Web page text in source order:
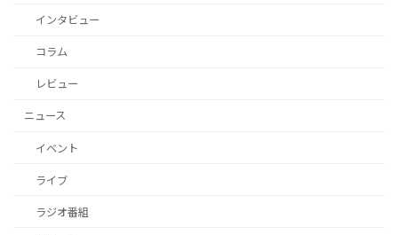
インタビュー
コラム
レビュー
ニュース
イベント
ライブ
ラジオ番組